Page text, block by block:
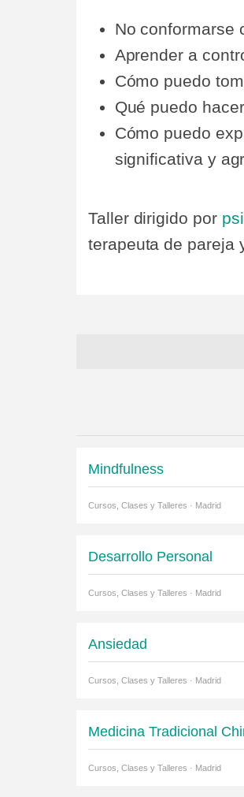
No conformarse
Aprender a
Cómo puedo
Qué puedo
Cómo puedo
significativa y
Taller dirigido por
terapeuta de pareja
Mindfulness
Cursos, Clases y Talleres · Madrid
Desarrollo Personal
Cursos, Clases y Talleres · Madrid
Ansiedad
Cursos, Clases y Talleres · Madrid
Medicina Tradicional
Cursos, Clases y Talleres · Madrid